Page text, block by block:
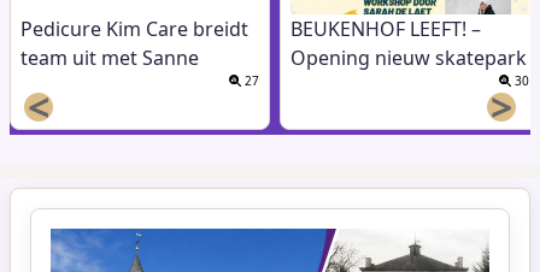
Pedicure Kim Care breidt
team uit met Sanne
27
BEUKENHOF LEEFT! –
Opening nieuw skatepark
30
< >